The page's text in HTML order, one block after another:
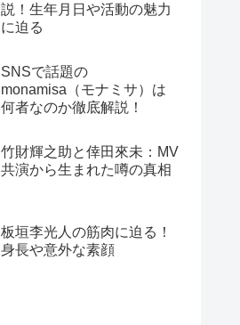
説！生年月日や活動の魅力
に迫る
SNSで話題の
monamisa（モナミサ）は
何者なのか徹底解説！
竹財輝之助と倖田來未：MV
共演から生まれた噂の真相
板垣李光人の筋肉に迫る！
身長や意外な素顔